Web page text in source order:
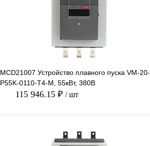
MCD21007 Устройство плавного пуска VM-20-
P55K-0110-T4-M, 55кВт, 380В
115 946.15 ₽ / шт
В корзину